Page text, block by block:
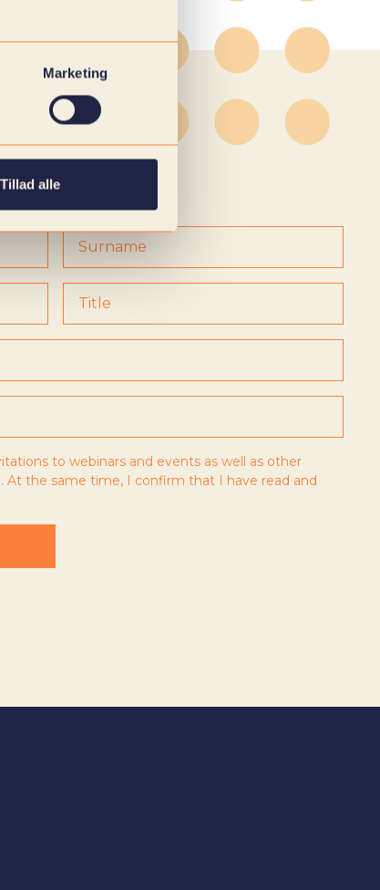
Marketing
Tillad alle
to webinars and events as well as other
At the same time, I confirm that I have read and